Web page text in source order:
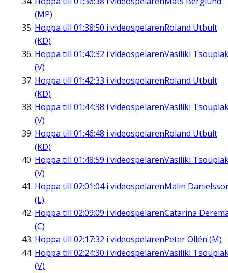
(MP)
Hoppa till 01:38:50 i videospelarenRoland Utbult
(KD)
Hoppa till 01:40:32 i videospelarenVasiliki
(V)
Hoppa till 01:42:33 i videospelarenRoland Utbult
(KD)
Hoppa till 01:44:38 i videospelarenVasiliki
(V)
Hoppa till 01:46:48 i videospelarenRoland Utbult
(KD)
Hoppa till 01:48:59 i videospelarenVasiliki
(V)
Hoppa till 02:01:04i videospelarenMalin
(L)
Hoppa till 02:09:09 i videospelarenCatarina
(C)
Hoppa till 02:17:32 i videospelarenPeter Ollén (M)
Hoppa till 02:24:30 i videospelarenVasiliki
(V)